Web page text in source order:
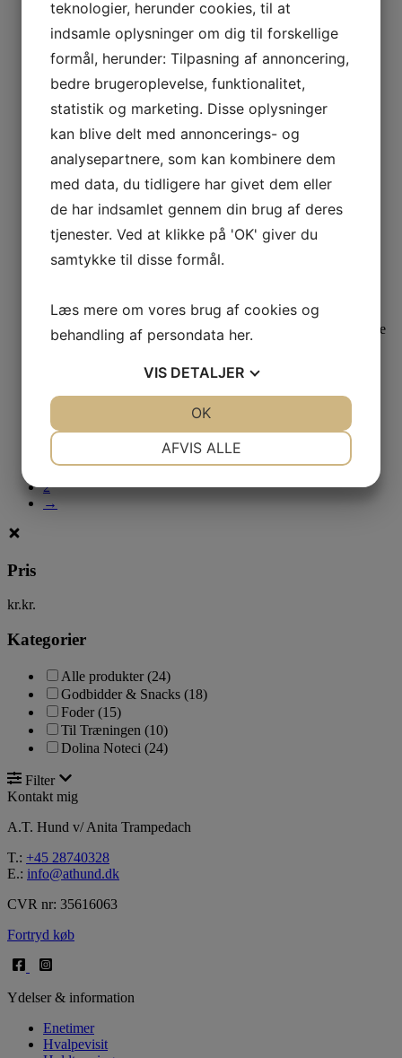
Dolina Noteci Natural Treats – Oksehjerter
Læs mere
Dolina Noteci Natural Treats – Svinemaver
Læs mere
Dolina Noteci SUPERFOOD Vådfoder – And & Vagtel
25,00 kr.
Læs mere
Dolina Noteci SUPERFOOD Vådfoder – Hjort & And
Dolina Noteci SUPERFOOD Vådfoder – Kænguru & Okse
Dolina Noteci SUPERFOOD Vådfoder – Kalv & Lam
25,00
2
→
Pris
kr.kr.
Kategorier
Alle produkter (24)
Godbidder & Snacks (18)
Foder (15)
Til Træningen (10)
Dolina Noteci (24)
Filter
Kontakt mig
A.T. Hund v/ Anita Trampedach
T.: +45 28740328
E.: info@athund.dk
CVR nr: 35616063
Fortryd køb
Ydelser & information
Enetimer
Hvalpevisit
teknologier, herunder cookies, til at
indsamle oplysninger om dig til forskellige
formål, herunder: Tilpasning af annoncering,
bedre brugeroplevelse, funktionalitet,
statistik og marketing. Disse oplysninger
kan blive delt med annoncerings- og
analysepartnere, som kan kombinere dem
med data, du tidligere har givet dem eller
de har indsamlet gennem din brug af deres
tjenester. Ved at klikke på 'OK' giver du
samtykke til disse formål.
Læs mere om vores brug af cookies og
behandling af persondata her.
VIS DETALJER
AFVIS ALLE
OK